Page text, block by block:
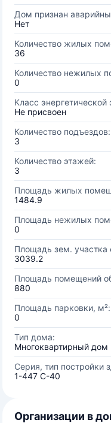
Дом признан
Нет
Количество жилых
36
Количество нежилых
0
Класс энергетической
Не присвоен
Количество подъездов:
3
Количество этажей:
3
Площадь жилых
1484.9
Площадь нежилых
0
Площадь зем.
3039.2
Площадь помещений
880
Площадь парковки, м²:
0
Тип дома:
Многоквартирный дом
Серия, тип постройки
1-447 С-40
Организации в